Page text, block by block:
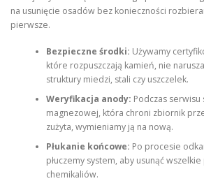
na usunięcie osadów bez konieczności
pierwsze.
Bezpieczne środki: Używamy
które rozpuszczają kamień, nie
struktury miedzi, stali czy uszczelek.
Weryfikacja anody: Podczas
magnezowej, która chroni zbiornik
zużyta, wymieniamy ją na nową.
Płukanie końcowe: Po procesie
płuczemy system, aby usunąć wszelkie
chemikaliów.